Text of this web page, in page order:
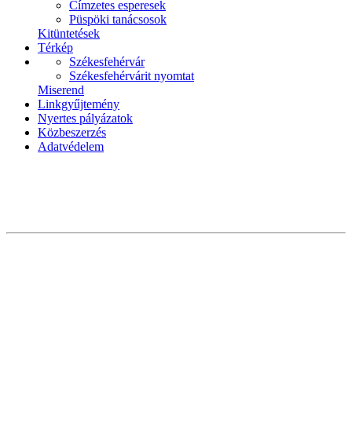
Címzetes esperesek
Püspöki tanácsosok
Kitüntetések
Térkép
Székesfehérvár
Székesfehérvárit nyomtat
Miserend
Linkgyűjtemény
Nyertes pályázatok
Közbeszerzés
Adatvédelem